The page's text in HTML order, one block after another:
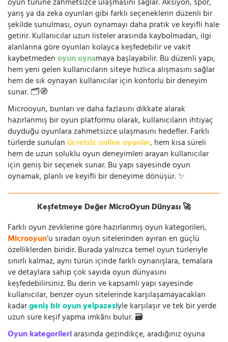
yarış ya da zeka oyunları gibi farklı seçeneklerin düzenli bir
şekilde sunulması, oyun oynamayı daha pratik ve keyifli hale
getirir. Kullanıcılar uzun listeler arasında kaybolmadan, ilgi
alanlarına göre oyunları kolayca keşfedebilir ve vakit
kaybetmedenoyun oynamaya başlayabilir. Bu düzenli yapı,
hem yeni gelen kullanıcıların siteye hızlıca alışmasını sağlar
hem de sık oynayan kullanıcılar için konforlu bir deneyim
sunar. 🗂️🧭
Microoyun, bunları ve daha fazlasını dikkate alarak
hazırlanmış bir oyun platformu olarak, kullanıcıların ihtiyaç
duyduğu oyunlara zahmetsizce ulaşmasını hedefler. Farklı
türlerde sunulan ücretsiz online oyunlar, hem kısa süreli
hem de uzun soluklu oyun deneyimleri arayan kullanıcılar
için geniş bir seçenek sunar. Bu yapı sayesinde oyun
oynamak, planlı ve keyifli bir deneyime dönüşür. ✨
Keşfetmeye Değer MicroOyun Dünyası 🚀
Farklı oyun zevklerine göre hazırlanmış oyun kategorileri,
Microoyun’u sıradan oyun sitelerinden ayıran en güçlü
özelliklerden biridir. Burada yalnızca temel oyun türleriyle
sınırlı kalmaz, aynı türün içinde farklı oynanışlara, temalara
ve detaylara sahip çok sayıda oyun dünyasını
keşfedebilirsiniz. Bu derin ve kapsamlı yapı sayesinde
kullanıcılar, benzer oyun sitelerinde karşılaşamayacakları
kadargeniş bir oyun yelpazesiyle karşılaşır ve tek bir yerde
uzun süre keşif yapma imkânı bulur. 🗃️
Oyun kategorileriarasında gezindikçe, aradığınız oyuna